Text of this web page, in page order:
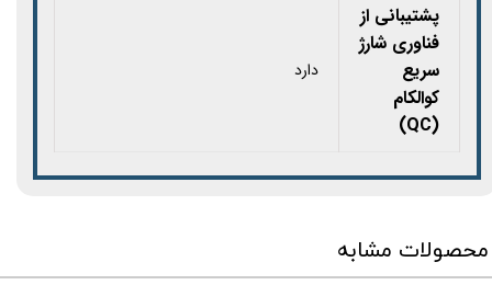
پشتیبانی از
فناوری شارژ
سریع
کوالکام
(QC)
دارد
محصولات مشابه